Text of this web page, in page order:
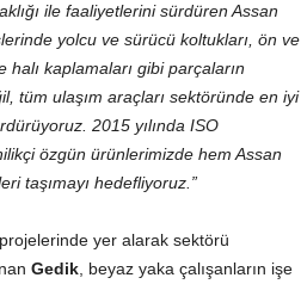
ile faaliyetlerini sürdüren Assan
yolcu ve sürücü koltukları, ön ve
kaplamaları gibi parçaların
tüm ulaşım araçları sektöründe en iyi
2015 yılında ISO
özgün ürünlerimizde hem Assan
taşımayı hedefliyoruz.”
yer alarak sektörü
Gedik, beyaz yaka çalışanların işe